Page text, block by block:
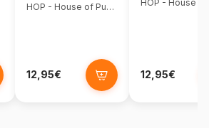
HOP - House of Puzzles
12,95€ 12,95€